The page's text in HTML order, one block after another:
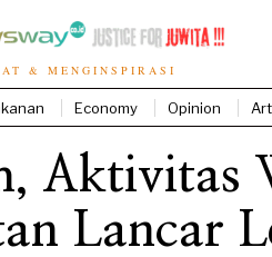
& MENGINSPIRASI
Economy Opinion
Aktivitas
Lancar